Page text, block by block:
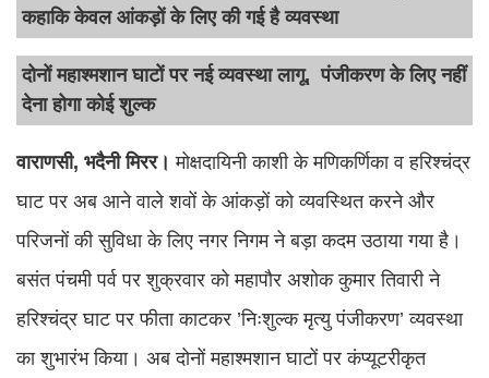
कहाकि केवल आंकड़ों के लिए की गई है व्यवस्था
दोनों महाश्मशान घाटों पर नई व्यवस्था लागू, पंजीकरण के लिए नहीं
देना होगा कोई शुल्क
​​​वाराणसी, भदैनी मिरर।मोक्षदायिनी काशी के मणिकर्णिका व हरिश्चंद्र
घाट पर अब आने वाले शवों के आंकड़ों को व्यवस्थित करने और
परिजनों की सुविधा के लिए नगर निगम ने बड़ा कदम उठाया गया है।
बसंत पंचमी पर्व पर शुक्रवार को महापौर अशोक कुमार तिवारी ने
हरिश्चंद्र घाट पर फीता काटकर ’निःशुल्क मृत्यु पंजीकरण’ व्यवस्था
का शुभारंभ किया। अब दोनों महाश्मशान घाटों पर कंप्यूटरीकृत